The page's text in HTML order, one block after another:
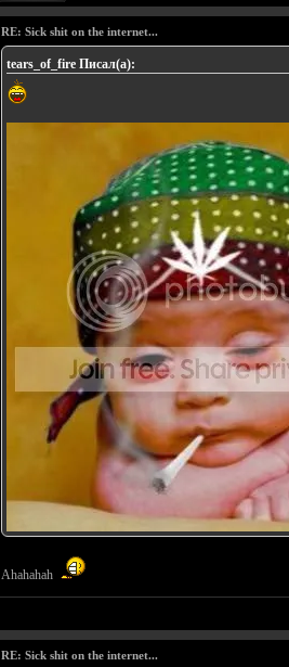
RE: Sick shit on the internet...
tears_of_fire Писал(а):
Ahahahah
RE: Sick shit on the internet...